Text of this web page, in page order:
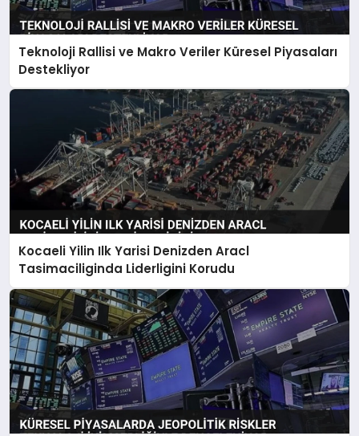
Teknoloji Rallisi ve Makro Veriler Küresel Piyasaları
Destekliyor
Kocaeli Yilin Ilk Yarisi Denizden Aracl
Tasimaciliginda Liderligini Korudu